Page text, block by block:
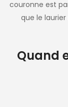
couronne est
que le
Quand